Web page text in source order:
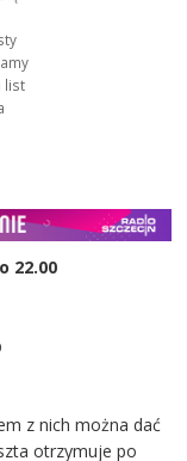
list
22.00
z nich można dać
otrzymuje po